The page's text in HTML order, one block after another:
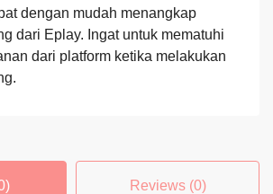
dengan mudah menangkap
dari Eplay. Ingat untuk mematuhi
dari platform ketika melakukan
Reviews (0)